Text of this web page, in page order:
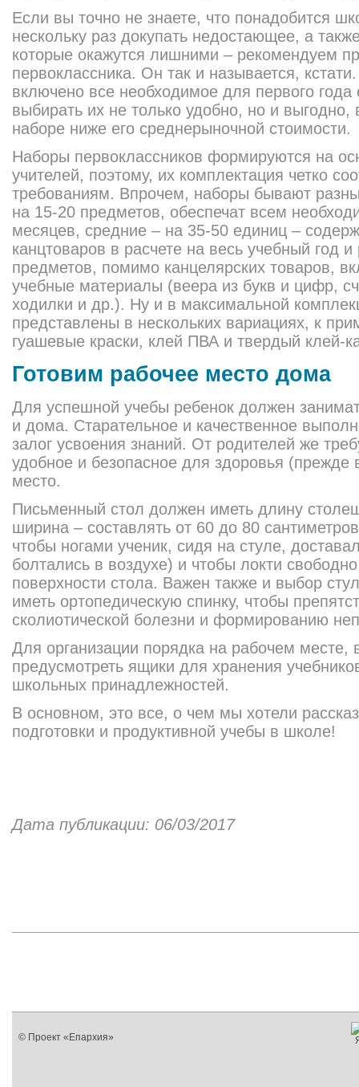
Если вы точно не знаете, что понадобится
нескольку раз докупать недостающее, а
которые окажутся лишними – рекомендуем
первоклассника. Он так и называется,
включено все необходимое для первого года
выбирать их не только удобно, но и
наборе ниже его среднерыночной стоимости.
Наборы первоклассников формируются на
учителей, поэтому, их комплектация четко
требованиям. Впрочем, наборы бывают
на 15-20 предметов, обеспечат всем
месяцев, средние – на 35-50 единиц –
канцтоваров в расчете на весь учебный год
предметов, помимо канцелярских товаров,
учебные материалы (веера из букв и цифр,
ходилки и др.). Ну и в максимальной
представлены в нескольких вариациях, к
гуашевые краски, клей ПВА и твердый клей-
Готовим рабочее место дома
Для успешной учебы ребенок должен
и дома. Старательное и качественное
залог усвоения знаний. От родителей же
удобное и безопасное для здоровья (прежде
место.
Письменный стол должен иметь длину
ширина – составлять от 60 до 80
чтобы ногами ученик, сидя на стуле,
болтались в воздухе) и чтобы локти
поверхности стола. Важен также и выбор
иметь ортопедическую спинку, чтобы
сколиотической болезни и формированию
Для организации порядка на рабочем месте,
предусмотреть ящики для хранения
школьных принадлежностей.
В основном, это все, о чем мы хотели
подготовки и продуктивной учебы в школе!
Дата публикации: 06/03/2017
© Проект «Епархия»